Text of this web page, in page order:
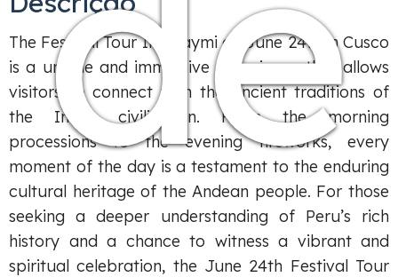
The Festival Tour Inti Raymi on June 24th in Cusco
is a unique and immersive experience that allows
visitors to connect with the ancient traditions of
the Incan civilization. From the morning
processions to the evening fireworks, every
moment of the day is a testament to the enduring
cultural heritage of the Andean people. For those
seeking a deeper understanding of Peru’s rich
history and a chance to witness a vibrant and
spiritual celebration, the June 24th Festival Tour